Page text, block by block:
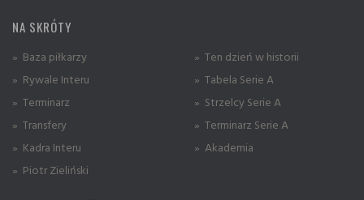
NA SKRÓTY
» Baza piłkarzy
» Rywale Interu
» Terminarz
» Transfery
» Kadra Interu
» Piotr Zieliński
» Ten dzień w historii
» Tabela Serie A
» Strzelcy Serie A
» Terminarz Serie A
» Akademia